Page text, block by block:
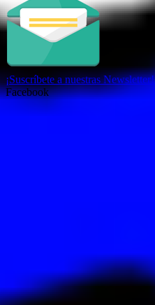
¡Suscríbete a nuestras Newsletter!
Facebook